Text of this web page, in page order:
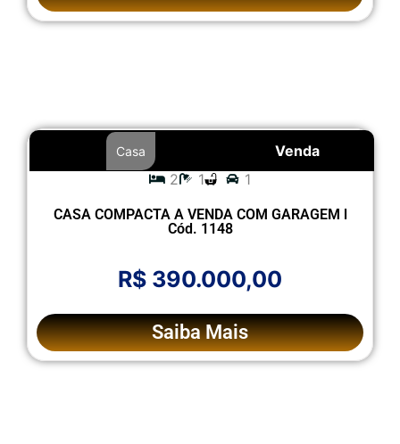
Venda
Casa
2 1 1
CASA COMPACTA A VENDA COM GARAGEM l
Cód. 1148
R$ 390.000,00
Saiba Mais